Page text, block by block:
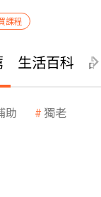
課程
生活百科
助 獨老